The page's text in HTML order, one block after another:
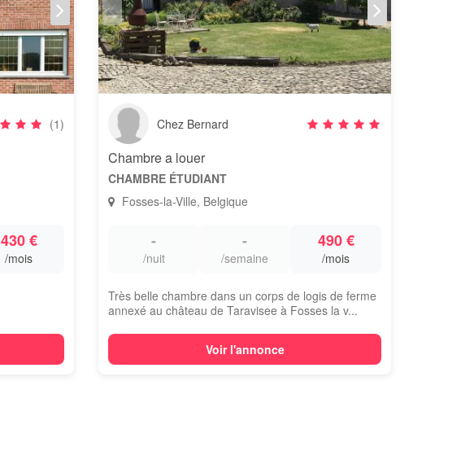
(1)
430 €
/mois
Chez Bernard
Chambre a louer
CHAMBRE ÉTUDIANT
Fosses-la-Ville, Belgique
-
/nuit
-
/semaine
490 €
/mois
Très belle chambre dans un corps de logis de ferme
annexé au château de Taravisee à Fosses la v...
Voir l'annonce